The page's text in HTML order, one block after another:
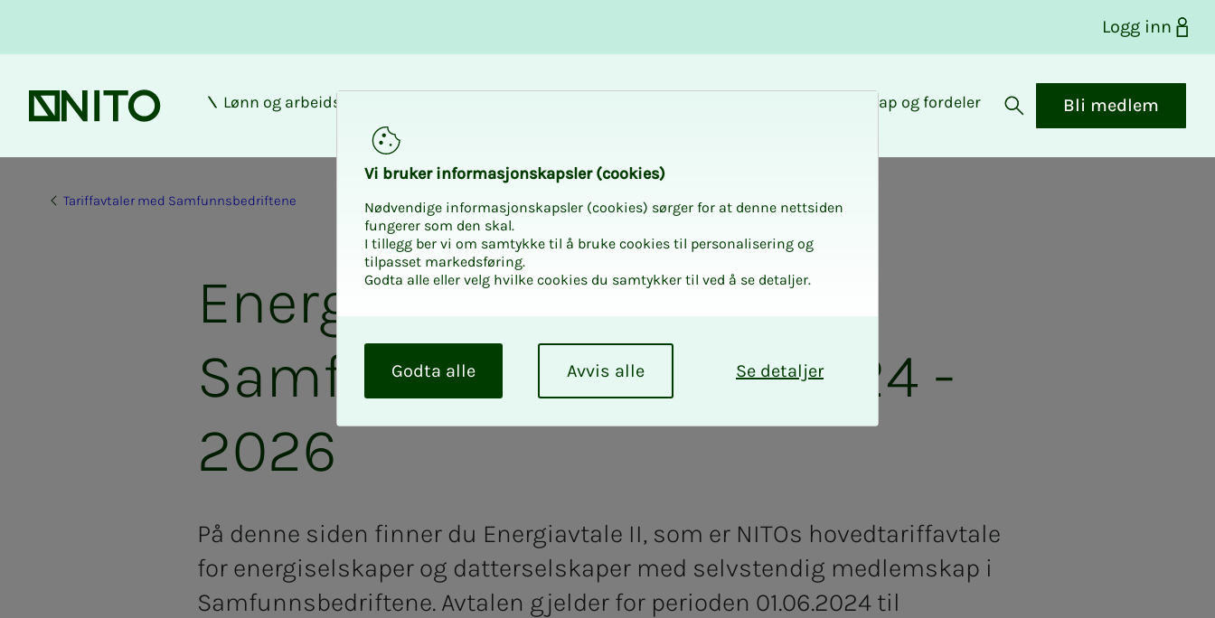
Logg inn
Forsiden
Lønn og arbeidsforhold Medlemskap og fordeler
Åpne søk
Bli medlem
Tariffavtaler med Samfunnsbedriftene
Energiavtale II NITO -
Samfunnsbedriftene 2024 -
2026
På denne siden finner du Energiavtale II, som er NITOs hovedtariffavtale
for energiselskaper og datterselskaper med selvstendig medlemskap i
Samfunnsbedriftene. Avtalen gjelder for perioden 01.06.2024 til
Vi bru­­­ker in­­­for­­­ma­­­sjons­­­kaps­­­­­ler (cookies)
Nødvendige informasjonskapsler (cookies) sørger for at denne nettsiden
fungerer som den skal.
I tillegg ber vi om samtykke til å bruke cookies til personalisering og
tilpasset markedsføring.
Godta alle eller velg hvilke cookies du samtykker til ved å se detaljer.
v
l
e
Se detaljer
Avvis alle
Godta alle